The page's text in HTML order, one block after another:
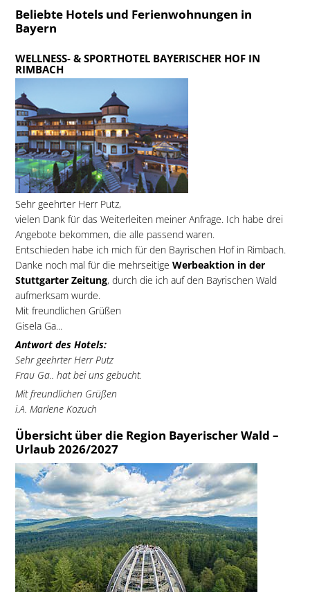
Beliebte Hotels und Ferienwohnungen in
Bayern
WELLNESS- & SPORTHOTEL BAYERISCHER HOF IN
RIMBACH
Sehr geehrter Herr Putz,
vielen Dank für das Weiterleiten meiner Anfrage. Ich habe drei
Angebote bekommen, die alle passend waren.
Entschieden habe ich mich für den Bayrischen Hof in Rimbach.
Danke noch mal für die mehrseitige Werbeaktion in der
Stuttgarter Zeitung, durch die ich auf den Bayrischen Wald
aufmerksam wurde.
Mit freundlichen Grüßen
Gisela Ga...
Antwort des Hotels:
Sehr geehrter Herr Putz
Frau Ga.. hat bei uns gebucht.
Mit freundlichen Grüßen
i.A. Marlene Kozuch
Übersicht über die Region Bayerischer Wald –
Urlaub 2026/2027